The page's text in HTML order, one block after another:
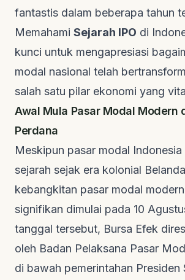
fantastis dalam beberapa tahun
Memahami Sejarah IPO di
kunci untuk mengapresiasi
modal nasional telah
salah satu pilar ekonomi yang
Awal Mula Pasar Modal Modern
Perdana
Meskipun pasar modal
sejarah sejak era kolonial
kebangkitan pasar modal
signifikan dimulai pada 10
tanggal tersebut, Bursa Efek
oleh Badan Pelaksana Pasar
di bawah pemerintahan Presiden